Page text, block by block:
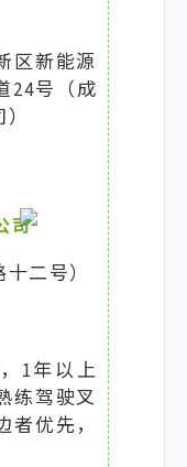
区新能源
24号（成
司
二号）
1年以上
练驾驶叉
优先，